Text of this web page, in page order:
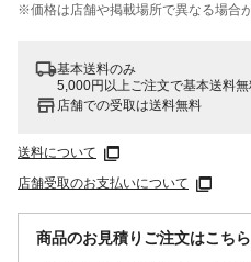
※価格は​店舗や​掲載場所で​異なる​場合が​
基本送料のみ
5,000円以上ご注文で基本送料
店舗での受取は送料無料
送料について
店舗受取のお支払いについて
商品のお見積りご注文はこちら